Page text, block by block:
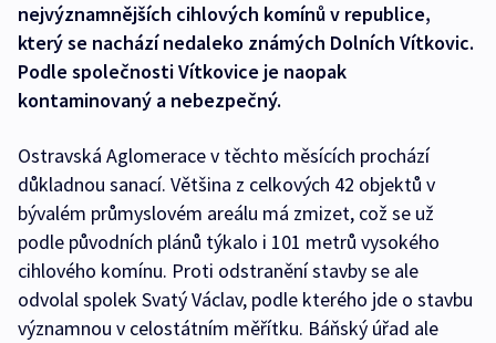
nejvýznamnějších cihlových komínů v republice,
který se nachází nedaleko známých Dolních Vítkovic.
Podle společnosti Vítkovice je naopak
kontaminovaný a nebezpečný.
Ostravská Aglomerace v těchto měsících prochází
důkladnou sanací. Většina z celkových 42 objektů v
bývalém průmyslovém areálu má zmizet, což se už
podle původních plánů týkalo i 101 metrů vysokého
cihlového komínu. Proti odstranění stavby se ale
odvolal spolek Svatý Václav, podle kterého jde o stavbu
významnou v celostátním měřítku. Báňský úřad ale